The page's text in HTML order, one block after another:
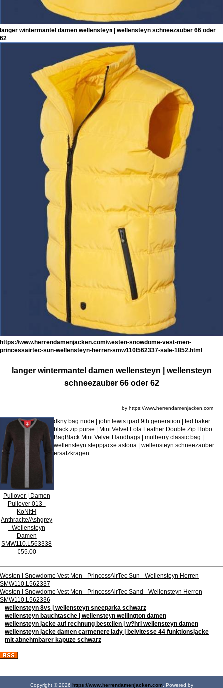
langer wintermantel damen wellensteyn | wellensteyn schneezauber 66 oder
62
https://www.herrendamenjacken.com/westen-snowdome-vest-men-
princessairtec-sun-wellensteyn-herren-smw110l562337-sale-1852.html
langer wintermantel damen wellensteyn | wellensteyn
schneezauber 66 oder 62
by https://www.herrendamenjacken.com
Pullover | Damen
Pullover 013 -
KoNitH
Anthracite/Ashgrey
- Wellensteyn
Damen
SMW110.L563338
€55.00
dkny bag nude | john lewis ipad 9th generation | ted baker
black zip purse | Mint Velvet Lola Leather Double Zip Hobo
BagBlack Mint Velvet Handbags | mulberry classic bag |
wellensteyn steppjacke astoria | wellensteyn schneezauber
ersatzkragen
Westen | Snowdome Vest Men - PrincessAirTec Sun - Wellensteyn Herren
SMW110.L562337
Westen | Snowdome Vest Men - PrincessAirTec Sand - Wellensteyn Herren
SMW110.L562336
wellensteyn 8vs | wellensteyn sneeparka schwarz
wellensteyn bauchtasche | wellensteyn wellington damen
wellensteyn jacke auf rechnung bestellen | w?hrl wellensteyn damen
wellensteyn jacke damen carmenere lady | belvitesse 44 funktionsjacke
mit abnehmbarer kapuze schwarz
Copyright © 2026 https://www.herrendamenjacken.com. Powered by